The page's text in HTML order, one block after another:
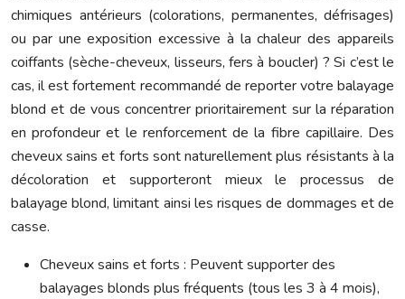
chimiques antérieurs (colorations, permanentes, défrisages)
ou par une exposition excessive à la chaleur des appareils
coiffants (sèche-cheveux, lisseurs, fers à boucler) ? Si c’est le
cas, il est fortement recommandé de reporter votre balayage
blond et de vous concentrer prioritairement sur la réparation
en profondeur et le renforcement de la fibre capillaire. Des
cheveux sains et forts sont naturellement plus résistants à la
décoloration et supporteront mieux le processus de
balayage blond, limitant ainsi les risques de dommages et de
casse.
Cheveux sains et forts : Peuvent supporter des
balayages blonds plus fréquents (tous les 3 à 4 mois),